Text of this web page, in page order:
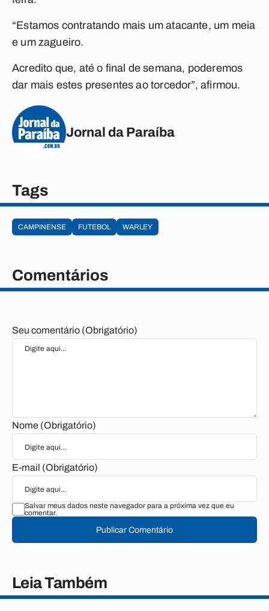
“Estamos contratando mais um atacante, um meia
e um zagueiro.
Acredito que, até o final de semana, poderemos
dar mais estes presentes ao torcedor”, afirmou.
Jornal da Paraíba
Tags
CAMPINENSE FUTEBOL WARLEY
Comentários
Seu comentário (Obrigatório)
Nome (Obrigatório)
E-mail (Obrigatório)
Salvar meus dados neste navegador para a próxima vez que eu
comentar.
Publicar Comentário
Leia Também